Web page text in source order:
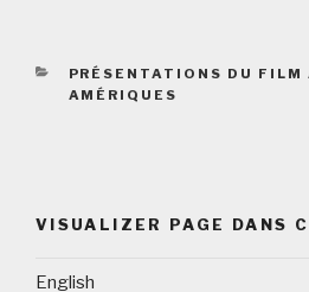
CATEGORIES
PRÉSENTATIONS DU FILM
AMÉRIQUES
VISUALIZER PAGE DANS
English